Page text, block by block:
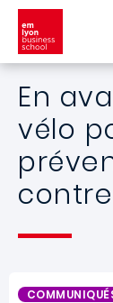
Aller au contenu
En
vélo